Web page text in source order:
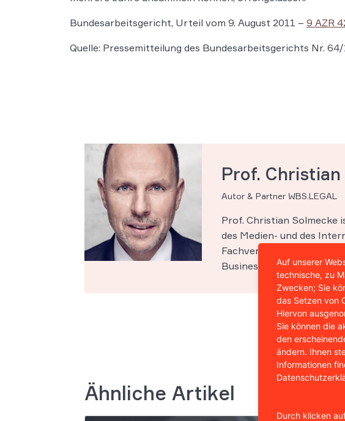
Bundesarbeitsgericht, Urteil vom 9. August 2011 – 9 AZR
Quelle: Pressemitteilung des Bundesarbeitsgerichts Nr.
Prof.
Autor & Partner WBS.LEGAL
Prof. Christian Solmecke
des Medien- und des
Fachveröffentlichungen
Business School in Köln.
Ähnliche Artikel
Auf unserer
technische, zu
Zwecken; Sie
das Setzen von
Hiervon
Sie können die
den
ändern. Ihnen
Informationen
Durch klicken